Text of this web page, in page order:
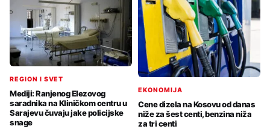
REGION I SVET
Mediji: Ranjenog Elezovog
saradnika na Kliničkom centru u
Sarajevu čuvaju jake policijske
snage
EKONOMIJA
Cene dizela na Kosovu od danas
niže za šest centi, benzina niža
za tri centi